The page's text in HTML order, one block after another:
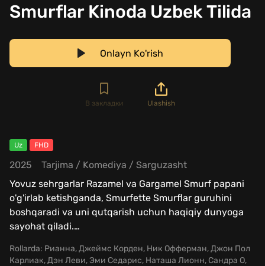
Smurflar Kinoda Uzbek Tilida
Onlayn Ko'rish
В закладки Ulashish
Uz FHD
2025 Tarjima / Komediya / Sarguzasht
Yovuz sehrgarlar Razamel va Gargamel Smurf papani
o'g'irlab ketishganda, Smurfette Smurflar guruhini
boshqaradi va uni qutqarish uchun haqiqiy dunyoga
sayohat qiladi.…
Rollarda: Рианна, Джеймс Корден, Ник Офферман, Джон Пол
Карлиак, Дэн Леви, Эми Седарис, Наташа Лионн, Сандра О,